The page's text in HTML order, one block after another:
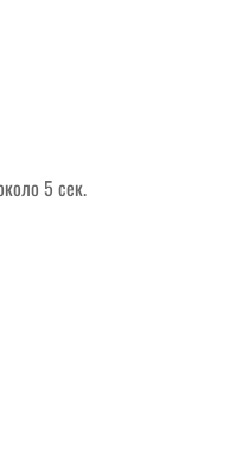
5 сек.